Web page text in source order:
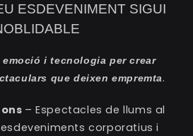
ESDEVENIMENT SIGUI
i tecnologia per crear
que deixen empremta.
– Espectacles de llums al
corporatius i